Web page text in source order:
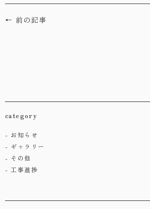
← 前の記事
category
お知らせ
ギャラリー
その他
工事進捗